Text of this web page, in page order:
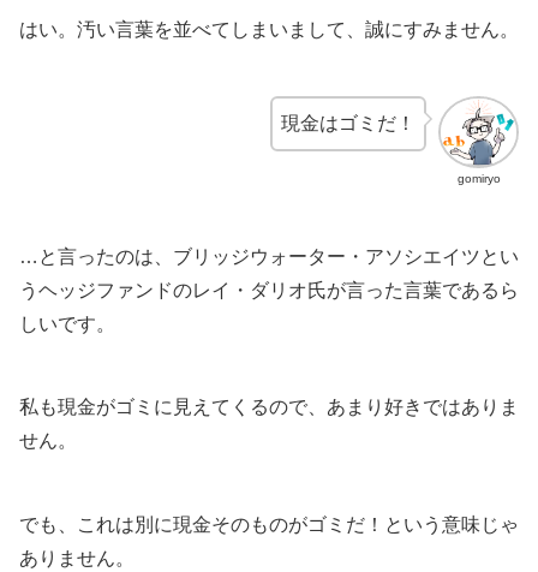
はい。汚い言葉を並べてしまいまして、誠にすみません。
gomiryo
現金はゴミだ！
…と言ったのは、ブリッジウォーター・アソシエイツとい
うヘッジファンドのレイ・ダリオ氏が言った言葉であるら
しいです。
私も現金がゴミに見えてくるので、あまり好きではありま
せん。
でも、これは別に現金そのものがゴミだ！という意味じゃ
ありません。